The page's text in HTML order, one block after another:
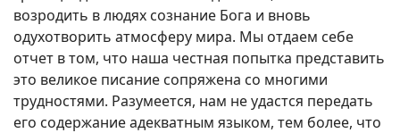
возродить в людях сознание Бога и вновь
одухотворить атмосферу мира. Мы отдаем себе
отчет в том, что наша честная попытка представить
это великое писание сопряжена со многими
трудностями. Разумеется, нам не удастся передать
его содержание адекватным языком, тем более, что